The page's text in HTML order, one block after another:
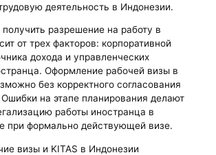
деятельность в Индонезии.
получить разрешение на работу в
от трех факторов: корпоративной
дохода и управленческих
Оформление рабочей визы в
без корректного согласования
Ошибки на этапе планирования делают
работы иностранца в
при формально действующей визе.
визы и KITAS в Индонезии